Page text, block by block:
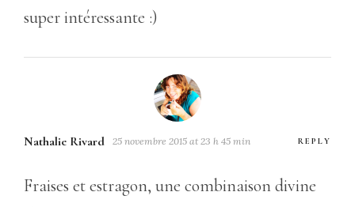
super intéressante :)
Nathalie Rivard 25 novembre 2015 at 23 h 45 min REPLY
Fraises et estragon, une combinaison divine